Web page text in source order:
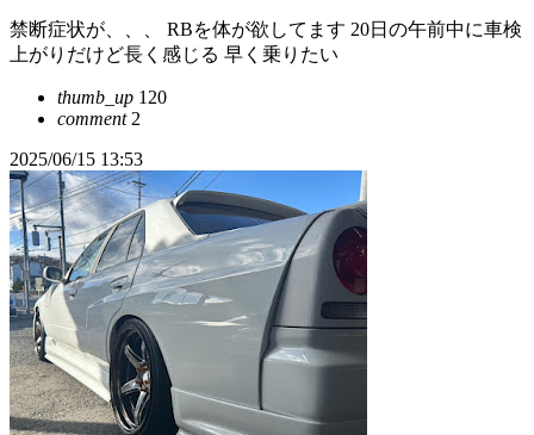
禁断症状が、、、 RBを体が欲してます 20日の午前中に車検
上がりだけど長く感じる 早く乗りたい
thumb_up 120
comment2
2025/06/15 13:53